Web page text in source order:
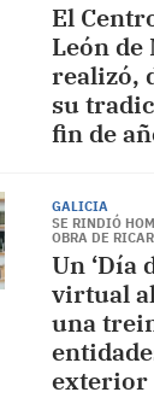
El
León de
realizó,
su
fin de
GALICIA
SE RINDIÓ
OBRA DE
Un ‘Día
virtual
una
exterior